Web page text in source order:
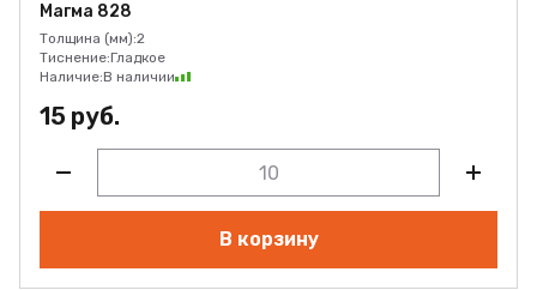
Магма 828
Толщина (мм):2
Тиснение:Гладкое
Наличие:В наличии
15 руб.
В корзину